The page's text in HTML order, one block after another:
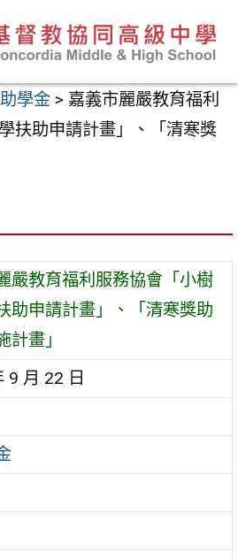
學金 > 嘉義市麗嚴教育福利
扶助申請計畫」、「清寒獎
嚴教育福利服務協會「小樹
助申請計畫」、「清寒獎助
計畫」
9 月 22 日